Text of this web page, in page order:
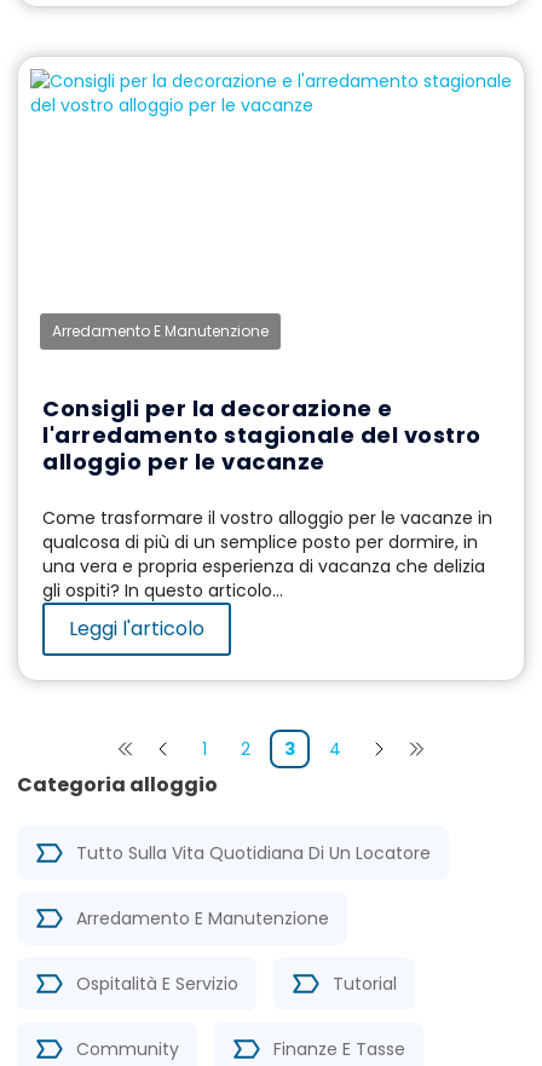
Categoria alloggio
Tutto Sulla Vita Quotidiana Di Un Locatore
Arredamento E Manutenzione
Ospitalità E Servizio Tutorial
Community Finanze E Tasse
Arredamento E Manutenzione
Consigli per la decorazione e
l'arredamento stagionale del vostro
alloggio per le vacanze
Come trasformare il vostro alloggio per le vacanze in
qualcosa di più di un semplice posto per dormire, in
una vera e propria esperienza di vacanza che delizia
gli ospiti? In questo articolo...
Leggi l'articolo
1 2 3 4